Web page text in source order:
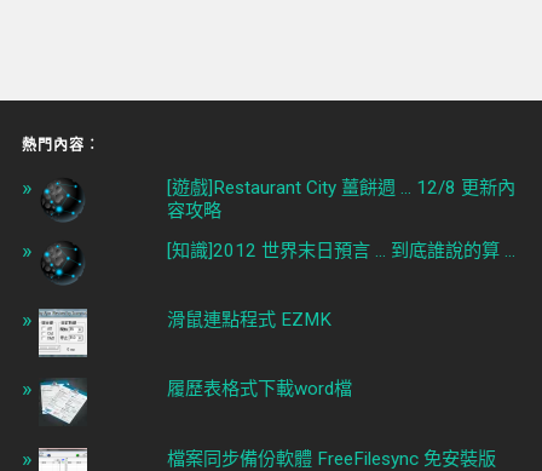
熱門內容︰
[遊戲]Restaurant City 薑餅週 ... 12/8 更新內
容攻略
[知識]2012 世界末日預言 ... 到底誰說的算 ...
滑鼠連點程式 EZMK
履歷表格式下載word檔
檔案同步備份軟體 FreeFilesync 免安裝版